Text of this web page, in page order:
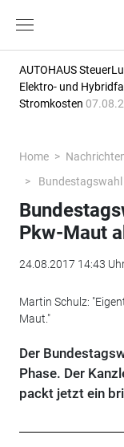
AUTOHAUS
Elektro- und
Stromkosten
Home
Pkw-Maut
24.08.2017 14:43
Martin Schulz:
Maut."
Der
Phase. Der
packt jetzt ein